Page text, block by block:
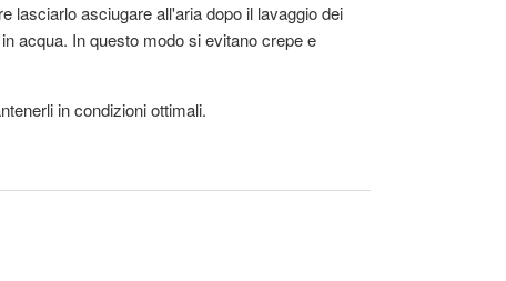
lasciarlo asciugare all'aria dopo il lavaggio dei
acqua. In questo modo si evitano crepe e
in condizioni ottimali.